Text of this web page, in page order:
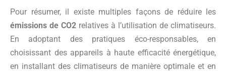
Pour résumer, il existe multiples façons de réduire les
émissions de CO2 relatives à l’utilisation de climatiseurs.
En adoptant des pratiques éco-responsables, en
choisissant des appareils à haute efficacité énergétique,
en installant des climatiseurs de manière optimale et en